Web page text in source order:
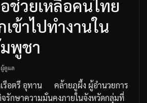
ช่วยเหลือคนไทย
ข้าไปทำงานใน
พูชา
ผู้ดูแล
รือตรี อุทาน คล้ายภูผึ้ง ผู้อำนวยการ
รักษาความมั่นคงภายในจังหวัดกลุ่มที่